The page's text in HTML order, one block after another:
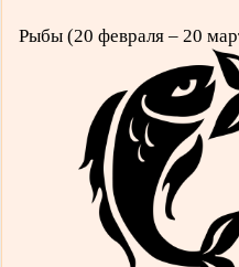
Рыбы (20 февраля – 20